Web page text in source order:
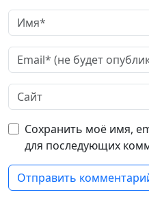
Сохранить моё имя,
для последующих